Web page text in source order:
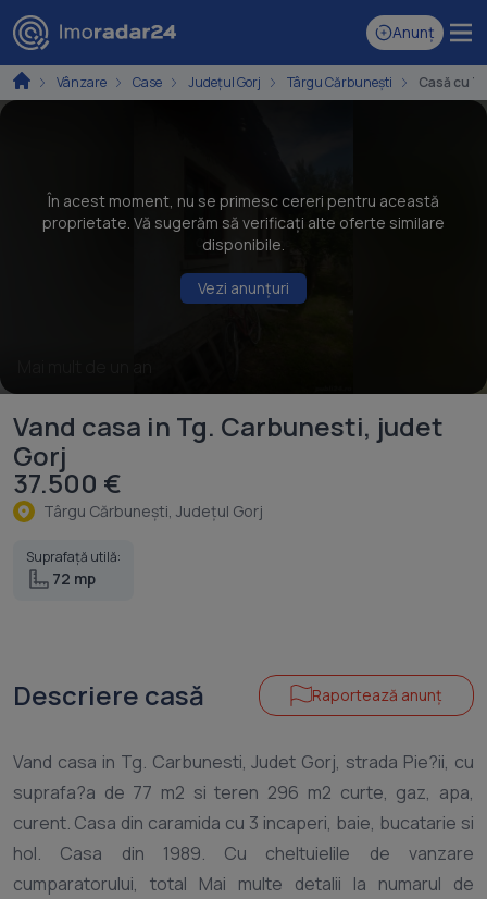
Anunț
Vânzare Case Județul Gorj Târgu Cărbunești Casă cu
În acest moment, nu se primesc cereri pentru această
proprietate. Vă sugerăm să verificați alte oferte similare
disponibile.
Vezi anunțuri
Vand casa in Tg. Carbunesti, judet
Gorj
37.500 €
Târgu Cărbuneşti, Judeţul Gorj
Suprafață utilă:
72 mp
Descriere casă Raportează anunț
Vand casa in Tg. Carbunesti, Judet Gorj, strada Pie?ii, cu
suprafa?a de 77 m2 si teren 296 m2 curte, gaz, apa,
curent. Casa din caramida cu 3 incaperi, baie, bucatarie si
hol. Casa din 1989. Cu cheltuielile de vanzare
cumparatorului, total Mai multe detalii la numarul de